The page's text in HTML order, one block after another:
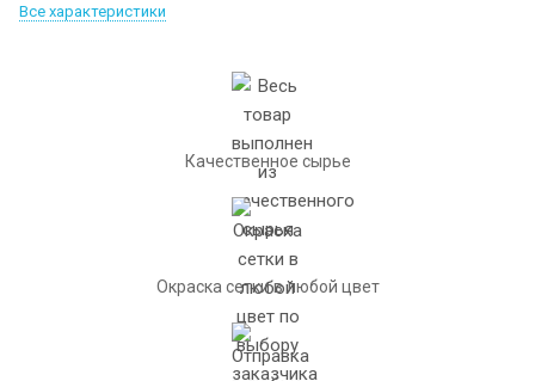
Все характеристики
Качественное сырье
Окраска сетки в любой цвет